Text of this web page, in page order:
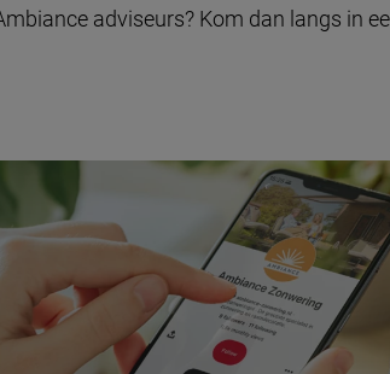
adviseurs? Kom dan langs in